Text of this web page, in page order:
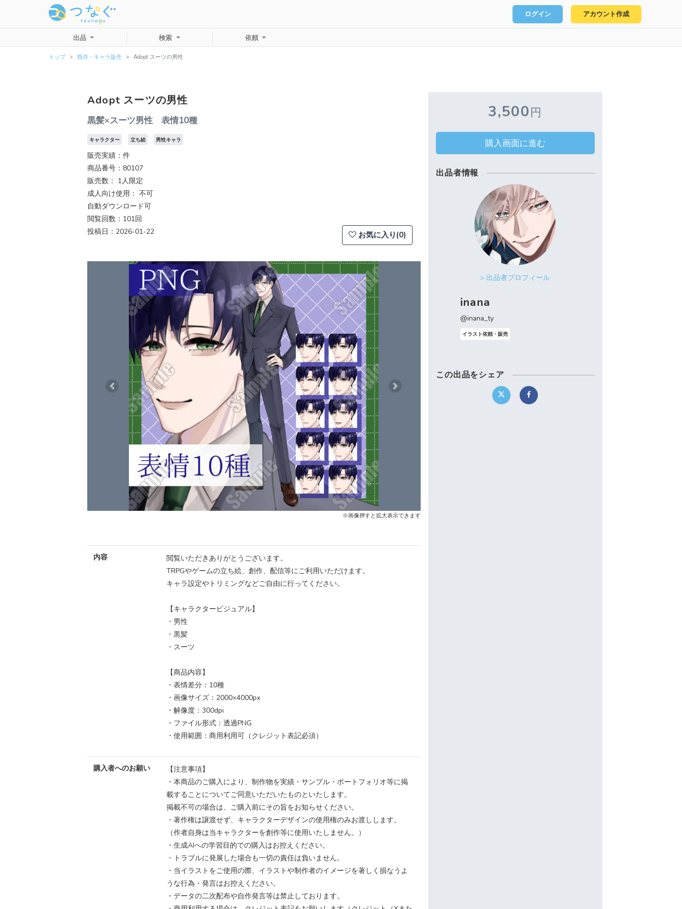
ログイン アカウント作成
出品 検索 依頼
トップ 既存・キャラ販売 Adopt スーツの男性
Adopt スーツの男性
黒髪×スーツ男性 表情10種
キャラクター 立ち絵 男性キャラ
販売実績：件
商品番号：80107
販売数： 1人限定
成人向け使用： 不可
自動ダウンロード可
閲覧回数：101回
投稿日：2026-01-22
お気に入り(0)
Previous Next
※画像押すと拡大表示できます
内容
閲覧いただきありがとうございます。
TRPGやゲームの立ち絵、創作、配信等にご利用いただけます。
キャラ設定やトリミングなどご自由に行ってください。
【キャラクタービジュアル】
・男性
・黒髪
・スーツ
【商品内容】
・表情差分：10種
・画像サイズ：2000×4000px
・解像度：300dpi
・ファイル形式：透過PNG
・使用範囲：商用利用可（クレジット表記必須）
購入者へのお願い
【注意事項】
・本商品のご購入により、制作物を実績・サンプル・ポートフォリオ等に掲
載することについてご同意いただいたものといたします。
掲載不可の場合は、ご購入前にその旨をお知らせください。
・著作権は譲渡せず、キャラクターデザインの使用権のみお渡しします。
（作者自身は当キャラクターを創作等に使用いたしません。）
・生成AIへの学習目的での購入はお控えください。
・トラブルに発展した場合も一切の責任は負いません。
・当イラストをご使用の際、イラストや制作者のイメージを著しく損なうよ
うな行為・発言はお控えください。
・データの二次配布や自作発言等は禁止しております。
3,500円
購入画面に進む
出品者情報
> 出品者プロフィール
inana
@inana_ty
イラスト依頼・販売
この出品をシェア